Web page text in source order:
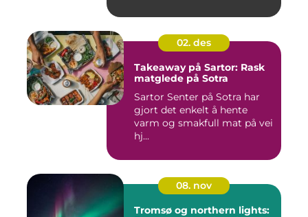
02. des
Takeaway på Sartor: Rask
matglede på Sotra
Sartor Senter på Sotra har
gjort det enkelt å hente
varm og smakfull mat på vei
hj...
08. nov
Tromsø og northern lights: